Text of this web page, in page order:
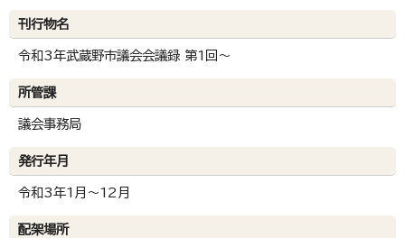
刊行物名
令和3年武蔵野市議会会議録 第1回～
所管課
議会事務局
発行年月
令和3年1月～12月
配架場所